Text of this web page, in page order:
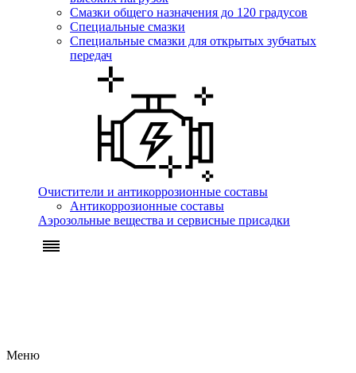
Смазки общего назначения до 120 градусов
Специальные смазки
Специальные смазки для открытых зубчатых
передач
Очистители и антикоррозионные составы
Антикоррозионные составы
Аэрозольные вещества и сервисные присадки
Меню